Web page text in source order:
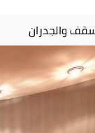
والجدران